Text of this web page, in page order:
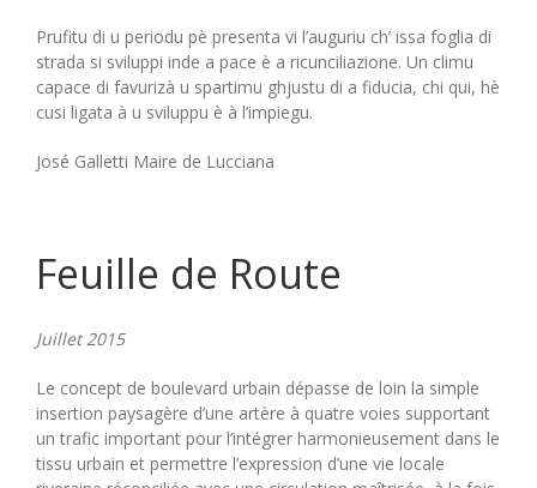
Prufitu di u periodu pè presenta vi l’auguriu ch’ issa foglia di
strada si sviluppi inde a pace è a ricunciliazione. Un climu
capace di favurizà u spartimu ghjustu di a fiducia, chi qui, hè
cusi ligata à u sviluppu è à l’impiegu.
José Galletti Maire de Lucciana
Feuille de Route
Juillet 2015
Le concept de boulevard urbain dépasse de loin la simple
insertion paysagère d’une artère à quatre voies supportant
un trafic important pour l’intégrer harmonieusement dans le
tissu urbain et permettre l’expression d’une vie locale